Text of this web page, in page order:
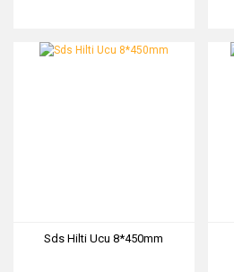
Sds Hilti Ucu 8*450mm